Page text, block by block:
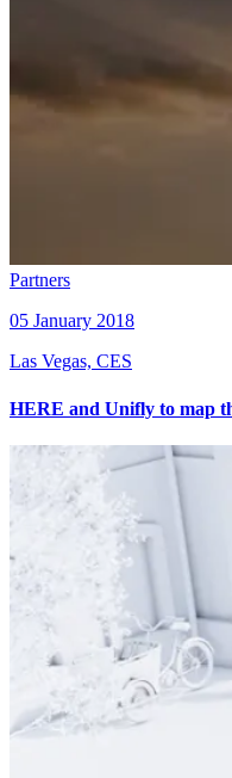
Partners
05 January 2018
Las Vegas, CES
HERE and Unifly to map